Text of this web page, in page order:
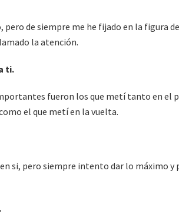
de siempre me he fijado en la figura
la atención.
ti.
fueron los que metí tanto en el
el que metí en la vuelta.
si, pero siempre intento dar lo máximo y